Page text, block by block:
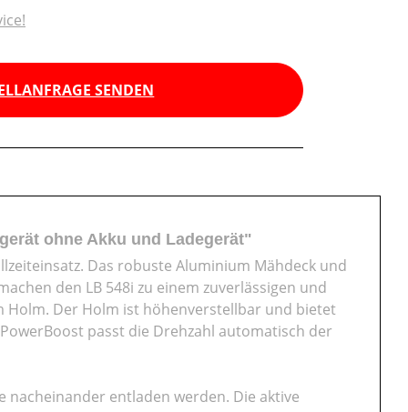
SENDEN
ohne Akku und Ladegerät"
Das robuste Aluminium Mähdeck und
den LB 548i zu einem zuverlässigen und
Holm. Der Holm ist höhenverstellbar und bietet
passt die Drehzahl automatisch der
nacheinander entladen werden. Die aktive